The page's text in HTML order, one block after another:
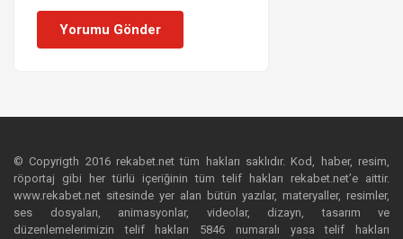
Yorumu Gönder
© Copyrigth 2016 rekabet.net tüm hakları saklıdır. Kod, haber, resim,
röportaj gibi her türlü içeriğinin tüm telif hakları rekabet.net’e aittir.
www.rekabet.net sitesinde yer alan bütün yazılar, materyaller, resimler,
ses dosyaları, animasyonlar, videolar, dizayn, tasarım ve
düzenlemelerimizin telif hakları 5846 numaralı yasa telif hakları